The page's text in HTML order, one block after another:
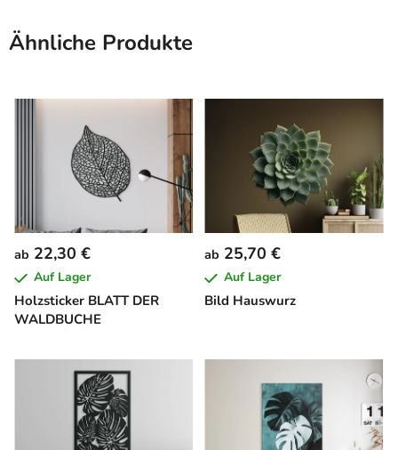
Ähnliche Produkte
Holzsticker BLATT DER
WALDBUCHE
ab 22,30 €
Auf Lager
Bild Hauswurz
ab 25,70 €
Auf Lager